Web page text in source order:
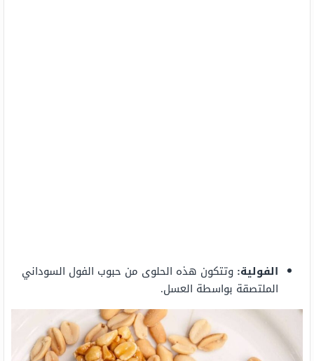
الفولية: وتتكون هذه الحلوى من حبوب الفول السوداني
الملتصقة بواسطة العسل.